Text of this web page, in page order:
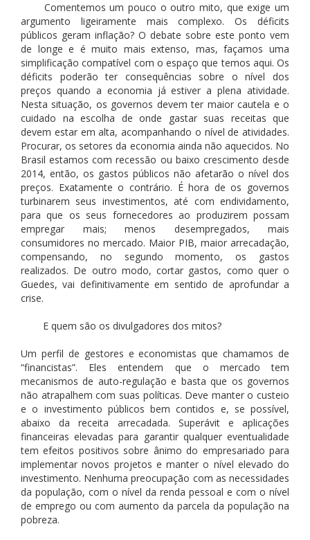
Comentemos um pouco o outro mito, que exige um
argumento ligeiramente mais complexo. Os déficits
públicos geram inflação? O debate sobre este ponto vem
de longe e é muito mais extenso, mas, façamos uma
simplificação compatível com o espaço que temos aqui. Os
déficits poderão ter consequências sobre o nível dos
preços quando a economia já estiver a plena atividade.
Nesta situação, os governos devem ter maior cautela e o
cuidado na escolha de onde gastar suas receitas que
devem estar em alta, acompanhando o nível de atividades.
Procurar, os setores da economia ainda não aquecidos. No
Brasil estamos com recessão ou baixo crescimento desde
2014, então, os gastos públicos não afetarão o nível dos
preços. Exatamente o contrário. É hora de os governos
turbinarem seus investimentos, até com endividamento,
para que os seus fornecedores ao produzirem possam
empregar mais; menos desempregados, mais
consumidores no mercado. Maior PIB, maior arrecadação,
compensando, no segundo momento, os gastos
realizados. De outro modo, cortar gastos, como quer o
Guedes, vai definitivamente em sentido de aprofundar a
crise.
E quem são os divulgadores dos mitos?
Um perfil de gestores e economistas que chamamos de
“financistas”. Eles entendem que o mercado tem
mecanismos de auto-regulação e basta que os governos
não atrapalhem com suas políticas. Deve manter o custeio
e o investimento públicos bem contidos e, se possível,
abaixo da receita arrecadada. Superávit e aplicações
financeiras elevadas para garantir qualquer eventualidade
tem efeitos positivos sobre ânimo do empresariado para
implementar novos projetos e manter o nível elevado do
investimento. Nenhuma preocupação com as necessidades
da população, com o nível da renda pessoal e com o nível
de emprego ou com aumento da parcela da população na
pobreza.